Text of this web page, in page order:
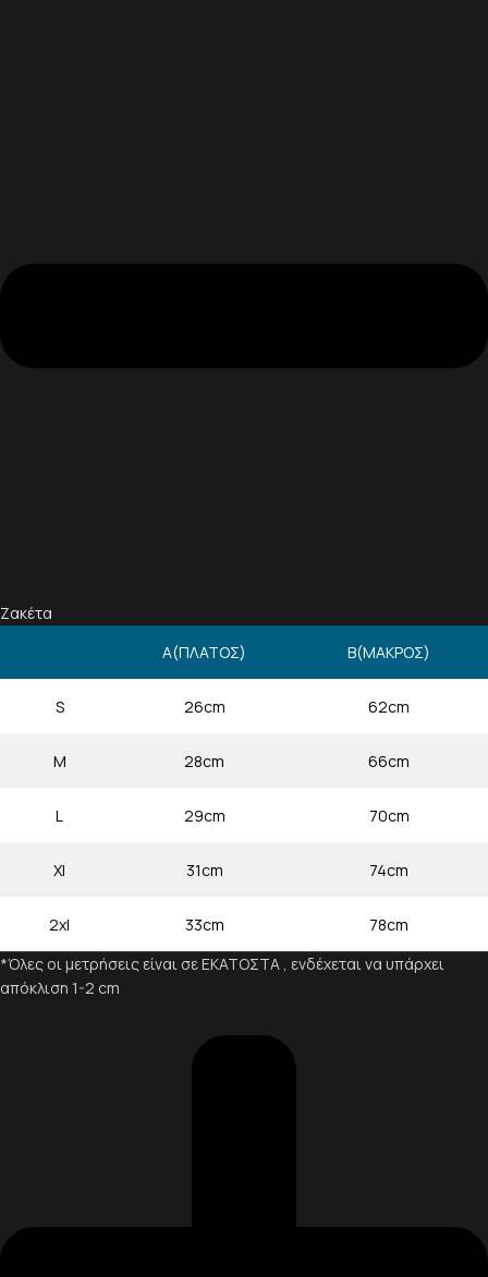
Ζακέτα
Α(ΠΛΑΤΟΣ)
Β(ΜΑΚΡΟΣ)
S 26cm 62cm
M 28cm 66cm
L 29cm 70cm
Xl 31cm 74cm
2xl 33cm
78cm
*Όλες οι μετρήσεις είναι σε ΕΚΑΤΟΣΤΑ , ενδέχεται να υπάρχει
απόκλιση 1-2 cm